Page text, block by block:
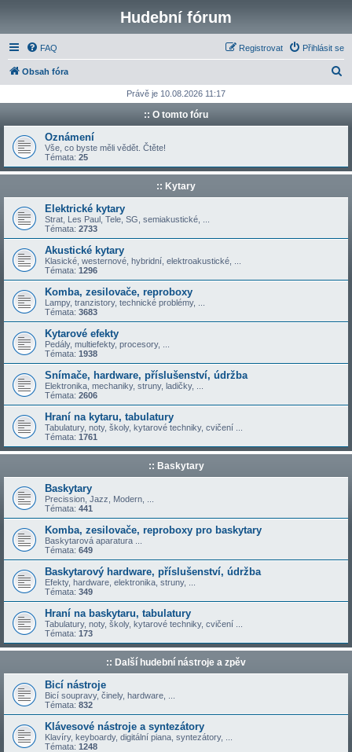
Hudební fórum
FAQ Přihlásit se
Registrovat
Obsah fóra
d
t
Právě je 10.08.2026 11:17
:: O tomto fóru
Oznámení
Vše, co byste měli vědět. Čtěte!
Témata: 25
:: Kytary
Elektrické kytary
Strat, Les Paul, Tele, SG, semiakustické, ...
Témata: 2733
Akustické kytary
Klasické, westernové, hybridní, elektroakustické, ...
Témata: 1296
Komba, zesilovače, reproboxy
Lampy, tranzistory, technické problémy, ...
Témata: 3683
Kytarové efekty
Pedály, multiefekty, procesory, ...
Témata: 1938
Snímače, hardware, příslušenství, údržba
Elektronika, mechaniky, struny, ladičky, ...
Témata: 2606
Hraní na kytaru, tabulatury
Tabulatury, noty, školy, kytarové techniky, cvičení ...
Témata: 1761
:: Baskytary
Baskytary
Precission, Jazz, Modern, ...
Témata: 441
Komba, zesilovače, reproboxy pro baskytary
Baskytarová aparatura ...
Témata: 649
Baskytarový hardware, příslušenství, údržba
Efekty, hardware, elektronika, struny, ...
Témata: 349
Hraní na baskytaru, tabulatury
Tabulatury, noty, školy, kytarové techniky, cvičení ...
Témata: 173
:: Další hudební nástroje a zpěv
Bicí nástroje
Bicí soupravy, činely, hardware, ...
Témata: 832
Klávesové nástroje a syntezátory
Klavíry, keyboardy, digitální piana, syntezátory, ...
Témata: 1248